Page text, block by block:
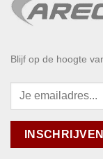
Blijf op de hoogte